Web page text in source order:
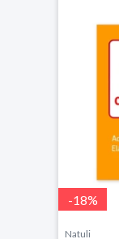
-18%
Natuli